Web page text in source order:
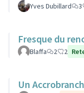
Yves Dubillard 3
Fresque du
Blaffa 2 2
Un